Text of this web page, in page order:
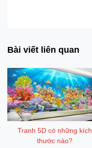
Bài viết liên quan
Tranh 5D có những kích
thước nào?